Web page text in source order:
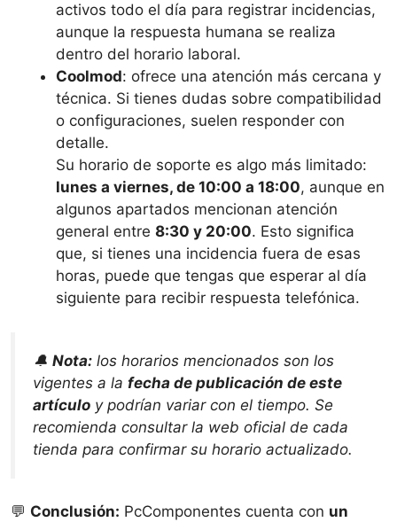
activos todo el día para registrar incidencias,
aunque la respuesta humana se realiza
dentro del horario laboral.
Coolmod: ofrece una atención más cercana y
técnica. Si tienes dudas sobre compatibilidad
o configuraciones, suelen responder con
detalle.
Su horario de soporte es algo más limitado:
lunes a viernes, de 10:00 a 18:00, aunque en
algunos apartados mencionan atención
general entre 8:30 y 20:00. Esto significa
que, si tienes una incidencia fuera de esas
horas, puede que tengas que esperar al día
siguiente para recibir respuesta telefónica.
🔔 Nota: los horarios mencionados son los
vigentes a la fecha de publicación de este
artículo y podrían variar con el tiempo. Se
recomienda consultar la web oficial de cada
tienda para confirmar su horario actualizado.
💬 Conclusión: PcComponentes cuenta con un